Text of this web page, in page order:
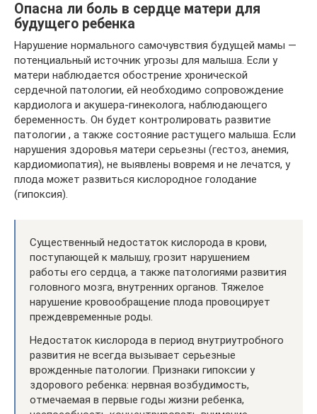
Опасна ли боль в сердце матери для
будущего ребенка
Нарушение нормального самочувствия будущей мамы —
потенциальный источник угрозы для малыша. Если у
матери наблюдается обострение хронической
сердечной патологии, ей необходимо сопровождение
кардиолога и акушера-гинеколога, наблюдающего
беременность. Он будет контролировать развитие
патологии , а также состояние растущего малыша. Если
нарушения здоровья матери серьезны (гестоз, анемия,
кардиомиопатия), не выявлены вовремя и не лечатся, у
плода может развиться кислородное голодание
(гипоксия).
Существенный недостаток кислорода в крови,
поступающей к малышу, грозит нарушением
работы его сердца, а также патологиями развития
головного мозга, внутренних органов. Тяжелое
нарушение кровообращение плода провоцирует
преждевременные роды.
Недостаток кислорода в период внутриутробного
развития не всегда вызывает серьезные
врожденные патологии. Признаки гипоксии у
здорового ребенка: нервная возбудимость,
отмечаемая в первые годы жизни ребенка,